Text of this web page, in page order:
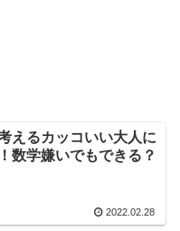
えるカッコいい大人に
数学嫌いでもできる？
2022.02.28